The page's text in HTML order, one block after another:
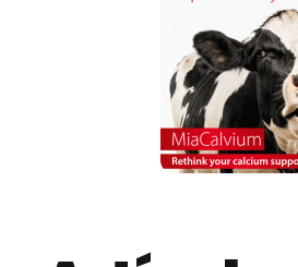
Cuarto.– Cuantía
Las ayudas se
Generales de la
(200.000,00 €). No
inicial en una cuantía